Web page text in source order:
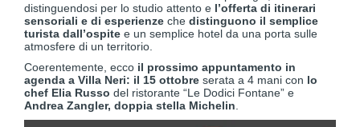
distinguendosi per lo studio attento e l’offerta di itinerari
sensoriali e di esperienze che distinguono il semplice
turista dall’ospite e un semplice hotel da una porta sulle
atmosfere di un territorio.
Coerentemente, ecco il prossimo appuntamento in
agenda a Villa Neri: il 15 ottobre serata a 4 mani con lo
chef Elia Russo del ristorante “Le Dodici Fontane” e
Andrea Zangler, doppia stella Michelin